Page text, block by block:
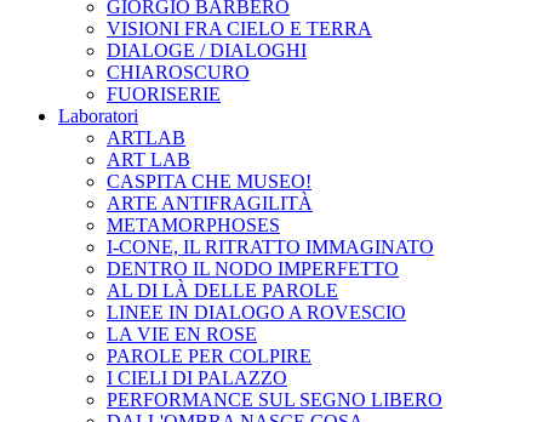
GIORGIO BARBERO
VISIONI FRA CIELO E TERRA
DIALOGE / DIALOGHI
CHIAROSCURO
FUORISERIE
Laboratori
ARTLAB
ART LAB
CASPITA CHE MUSEO!
ARTE ANTIFRAGILITÀ
METAMORPHOSES
I-CONE, IL RITRATTO IMMAGINATO
DENTRO IL NODO IMPERFETTO
AL DI LÀ DELLE PAROLE
LINEE IN DIALOGO A ROVESCIO
LA VIE EN ROSE
PAROLE PER COLPIRE
I CIELI DI PALAZZO
PERFORMANCE SUL SEGNO LIBERO